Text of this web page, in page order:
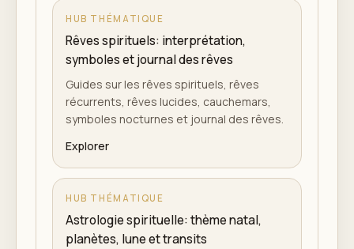
HUB THÉMATIQUE
Rêves spirituels: interprétation,
symboles et journal des rêves
Guides sur les rêves spirituels, rêves
récurrents, rêves lucides, cauchemars,
symboles nocturnes et journal des rêves.
Explorer
HUB THÉMATIQUE
Astrologie spirituelle: thème natal,
planètes, lune et transits